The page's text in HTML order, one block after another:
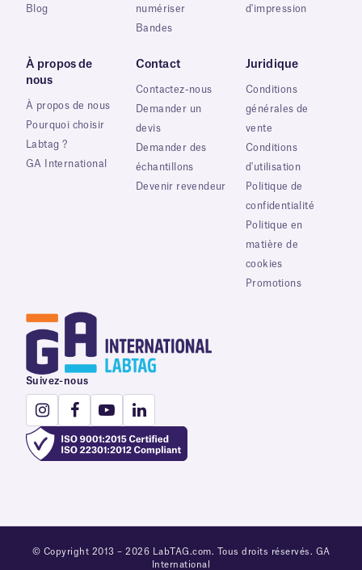
Blog
numériser
Bandes
d'impression
À propos de
nous
À propos de nous
Pourquoi choisir
Labtag ?
GA International
Contact
Contactez-nous
Demander un
devis
Demander des
échantillons
Devenir revendeur
Juridique
Conditions
générales de
vente
Conditions
d'utilisation
Politique de
confidentialité
Politique en
matière de
cookies
Promotions
Suivez-nous
© Copyright 2013 – 2026 LabTAG.com. Tous droits réservés. GA
International